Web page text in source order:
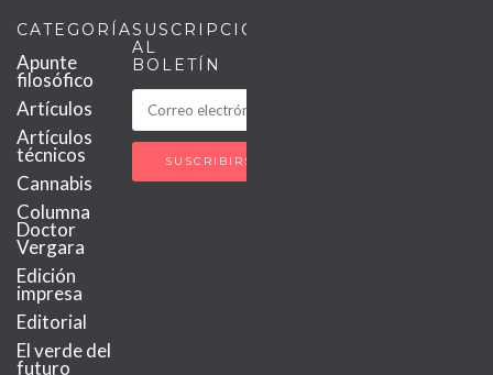
CATEGORÍAS
Apunte
filosófico
Artículos
Artículos
técnicos
Cannabis
Columna
Doctor
Vergara
Edición
impresa
Editorial
El verde del
futuro
SUSCRIPCIÓN
AL
BOLETÍN